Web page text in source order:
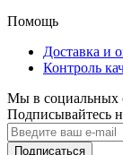
Помощь
Доставка и
Контроль
Мы в социальных
Подписывайтесь
Подписаться